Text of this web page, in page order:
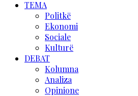
TEMA
Politkë
Ekonomi
Sociale
Kulturë
DEBAT
Kolumna
Analiza
Opinione